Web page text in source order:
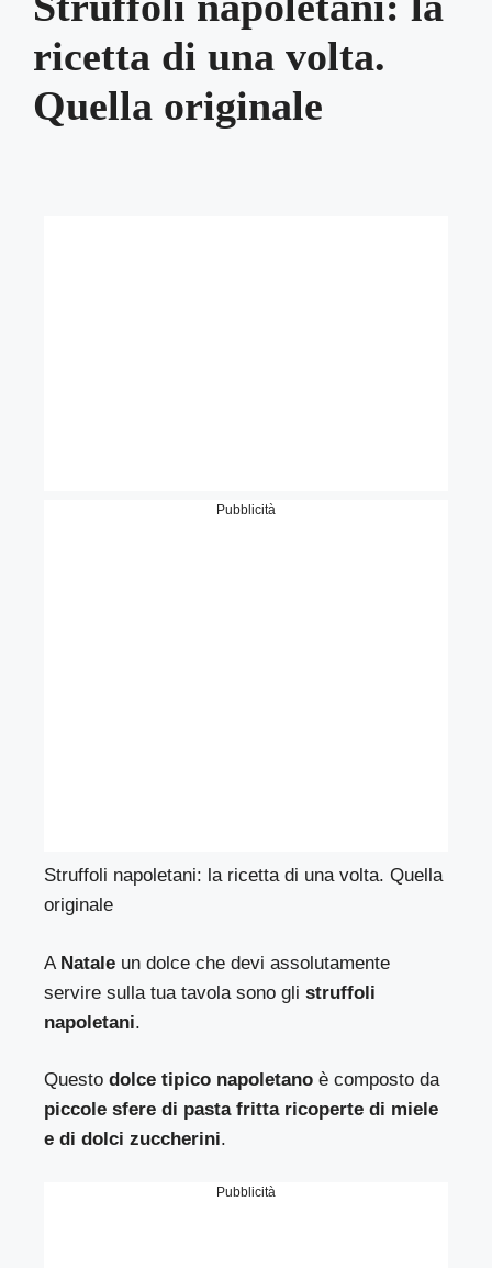
ricetta di una volta.
Quella originale
Pubblicità
Struffoli napoletani: la ricetta di una volta. Quella
originale
A Natale un dolce che devi assolutamente
servire sulla tua tavola sono gli struffoli
napoletani.
Questo dolce tipico napoletano è composto da
piccole sfere di pasta fritta ricoperte di miele
e di dolci zuccherini.
Pubblicità